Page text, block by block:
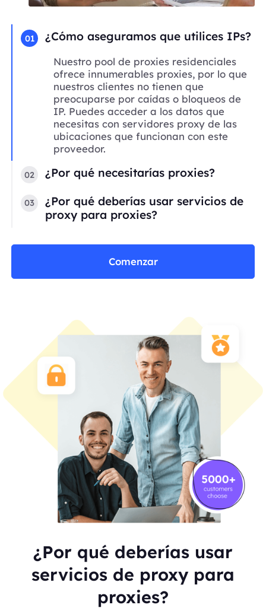
01 ¿Cómo aseguramos que utilices IPs?
Nuestro pool de proxies residenciales
ofrece innumerables proxies, por lo que
nuestros clientes no tienen que
preocuparse por caídas o bloqueos de
IP. Puedes acceder a los datos que
necesitas con servidores proxy de las
ubicaciones que funcionan con este
proveedor.
02 ¿Por qué necesitarías proxies?
03
¿Por qué deberías usar servicios de
proxy para proxies?
Comenzar
¿Por qué deberías usar
servicios de proxy para
proxies?